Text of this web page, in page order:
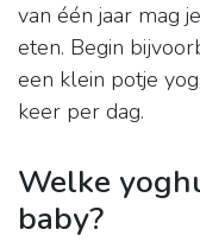
van één jaar mag
eten. Begin
een klein potje
keer per dag.
Welke
baby?